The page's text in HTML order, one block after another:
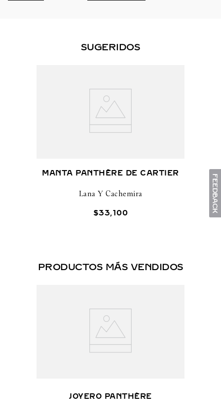
SUGERIDOS
MANTA PANTHÈRE DE CARTIER
Lana Y Cachemira
$33,100
PRODUCTOS MÁS VENDIDOS
JOYERO PANTHÈRE